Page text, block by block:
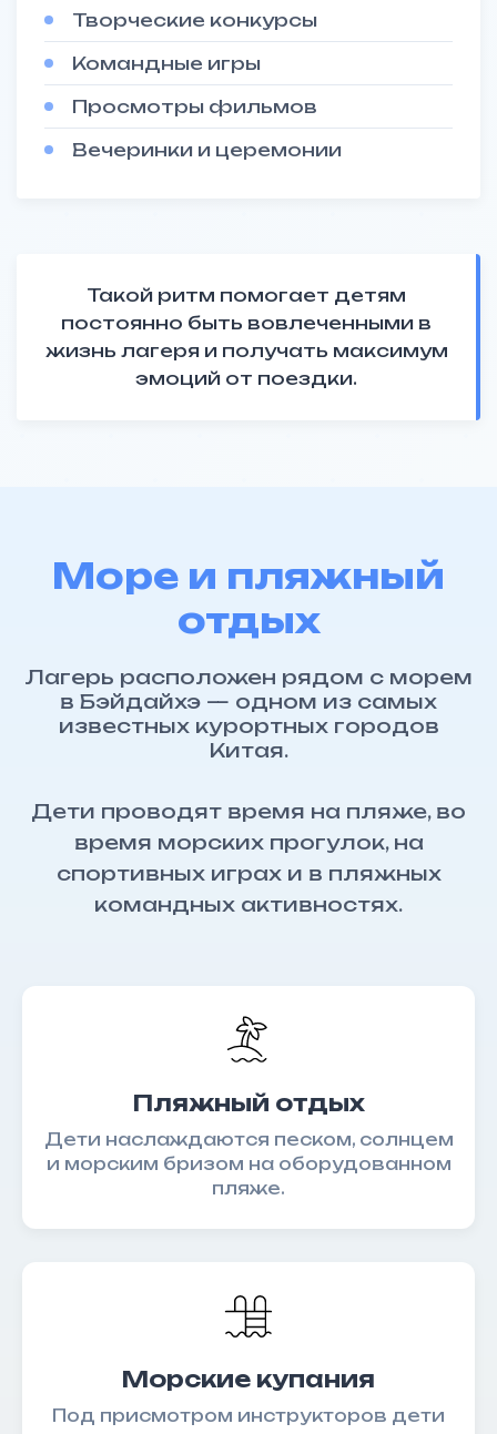
Творческие конкурсы
Командные игры
Просмотры фильмов
Вечеринки и церемонии
Такой ритм помогает детям
постоянно быть вовлеченными в
жизнь лагеря и получать максимум
эмоций от поездки.
Море и пляжный
отдых
Лагерь расположен рядом с морем
в Бэйдайхэ — одном из самых
известных курортных городов
Китая.
Дети проводят время на пляже, во
время морских прогулок, на
спортивных играх и в пляжных
командных активностях.
Пляжный отдых
Дети наслаждаются песком, солнцем
и морским бризом на оборудованном
пляже.
Морские купания
Под присмотром инструкторов дети
НАШИ КОНТАКТЫ
+7
Записаться на обучение
Отправляя заявку Вы соглашаетесь
данных
Услуги
Стоимость обучения
Новости
Договор-оферта на
Правила приема